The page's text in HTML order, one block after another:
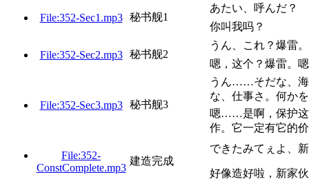
File:352-Sec1.mp3 秘书舰1
あたい、呼んだ？
你叫我吗？
File:352-Sec2.mp3 秘书舰2
うん、これ？爆雷
嗯，这个？爆雷。
File:352-Sec3.mp3 秘书舰3
うん……そだな、海
な、仕事さ。何か
嗯……是啊，保护这
作。它一定有它的
File:352-
ConstComplete.mp3
建造完成
できたみてぇよ、
好像造好啦，新家